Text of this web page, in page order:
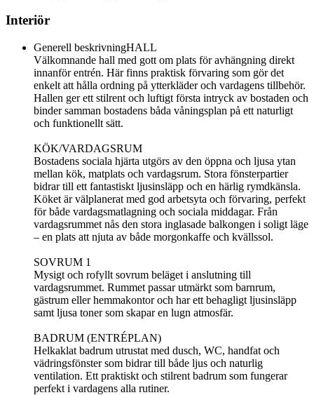
Interiör
Generell beskrivningHALL
Välkomnande hall med gott om plats för avhängning direkt
innanför entrén. Här finns praktisk förvaring som gör det
enkelt att hålla ordning på ytterkläder och vardagens tillbehör.
Hallen ger ett stilrent och luftigt första intryck av bostaden och
binder samman bostadens båda våningsplan på ett naturligt
och funktionellt sätt.
KÖK/VARDAGSRUM
Bostadens sociala hjärta utgörs av den öppna och ljusa ytan
mellan kök, matplats och vardagsrum. Stora fönsterpartier
bidrar till ett fantastiskt ljusinsläpp och en härlig rymdkänsla.
Köket är välplanerat med god arbetsyta och förvaring, perfekt
för både vardagsmatlagning och sociala middagar. Från
vardagsrummet nås den stora inglasade balkongen i soligt läge
– en plats att njuta av både morgonkaffe och kvällssol.
SOVRUM 1
Mysigt och rofyllt sovrum beläget i anslutning till
vardagsrummet. Rummet passar utmärkt som barnrum,
gästrum eller hemmakontor och har ett behagligt ljusinsläpp
samt ljusa toner som skapar en lugn atmosfär.
BADRUM (ENTRÉPLAN)
Helkaklat badrum utrustat med dusch, WC, handfat och
vädringsfönster som bidrar till både ljus och naturlig
ventilation. Ett praktiskt och stilrent badrum som fungerar
perfekt i vardagens alla rutiner.